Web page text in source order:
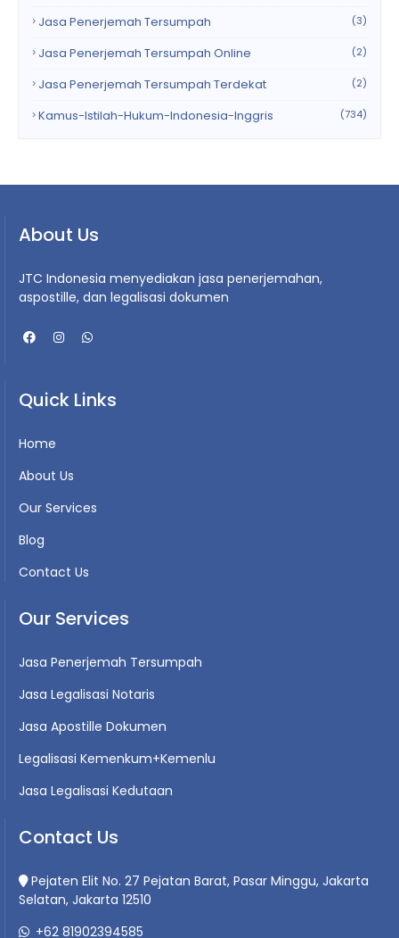
Jasa Penerjemah Tersumpah (3)
Jasa Penerjemah Tersumpah Online (2)
Jasa Penerjemah Tersumpah Terdekat (2)
Kamus-Istilah-Hukum-Indonesia-Inggris (734)
About Us
JTC Indonesia menyediakan jasa penerjemahan,
aspostille, dan legalisasi dokumen
Quick Links
Home
About Us
Our Services
Blog
Contact Us
Our Services
Jasa Penerjemah Tersumpah
Jasa Legalisasi Notaris
Jasa Apostille Dokumen
Legalisasi Kemenkum+Kemenlu
Jasa Legalisasi Kedutaan
Contact Us
Pejaten Elit No. 27 Pejatan Barat, Pasar Minggu, Jakarta
Selatan, Jakarta 12510
+62 81902394585